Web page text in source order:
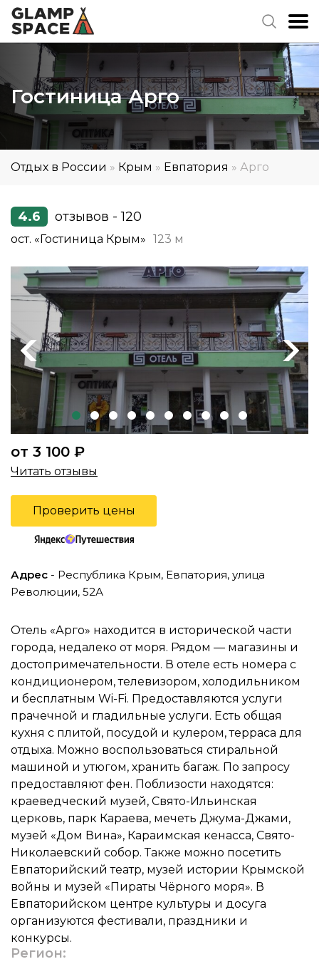
Гостиница Арго
Отдых в России » Крым » Евпатория » Арго
4.6 отзывов - 120
ост. «Гостиница Крым» 123 м
Previous Next
от 3 100 ₽
Читать отзывы
Проверить цены
Адрес - Республика Крым, Евпатория, улица
Революции, 52А
Отель «Арго» находится в исторической части
города, недалеко от моря. Рядом — магазины и
достопримечательности. В отеле есть номера с
кондиционером, телевизором, холодильником
и бесплатным Wi-Fi. Предоставляются услуги
прачечной и гладильные услуги. Есть общая
кухня с плитой, посудой и кулером, терраса для
отдыха. Можно воспользоваться стиральной
машиной и утюгом, хранить багаж. По запросу
предоставляют фен. Поблизости находятся:
краеведческий музей, Свято-Ильинская
церковь, парк Караева, мечеть Джума-Джами,
музей «Дом Вина», Караимская кенасса, Свято-
Николаевский собор. Также можно посетить
Евпаторийский театр, музей истории Крымской
войны и музей «Пираты Чёрного моря». В
Евпаторийском центре культуры и досуга
организуются фестивали, праздники и
конкурсы.
Регион: